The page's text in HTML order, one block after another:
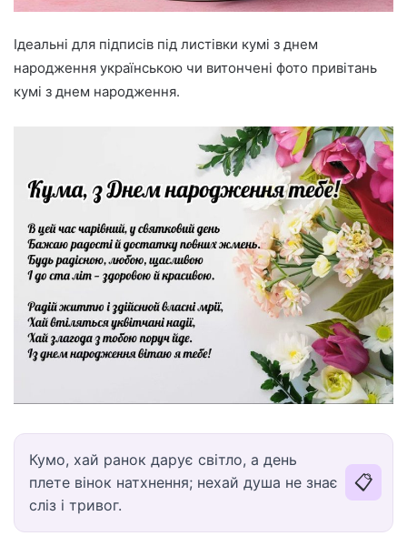
Ідеальні для підписів під листівки кумі з днем
народження українською чи витончені фото привітань
кумі з днем народження.
Кумо, хай ранок дарує світло, а день
плете вінок натхнення; нехай душа не знає
сліз і тривог.
📋